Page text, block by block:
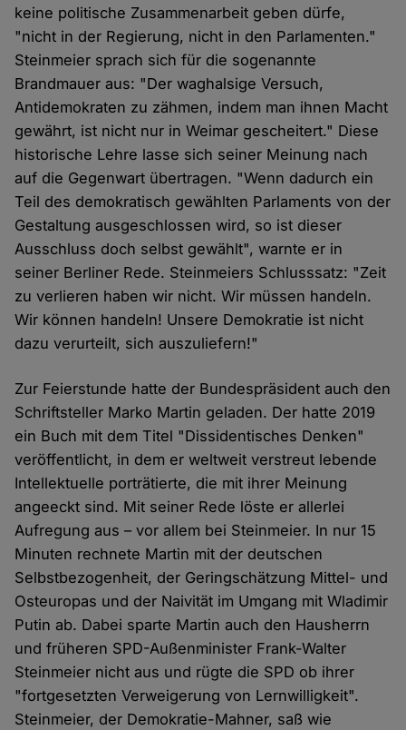
keine politische Zusammenarbeit geben dürfe,
"nicht in der Regierung, nicht in den Parlamenten."
Steinmeier sprach sich für die sogenannte
Brandmauer aus: "Der waghalsige Versuch,
Antidemokraten zu zähmen, indem man ihnen Macht
gewährt, ist nicht nur in Weimar gescheitert." Diese
historische Lehre lasse sich seiner Meinung nach
auf die Gegenwart übertragen. "Wenn dadurch ein
Teil des demokratisch gewählten Parlaments von der
Gestaltung ausgeschlossen wird, so ist dieser
Ausschluss doch selbst gewählt", warnte er in
seiner Berliner Rede. Steinmeiers Schlusssatz: "Zeit
zu verlieren haben wir nicht. Wir müssen handeln.
Wir können handeln! Unsere Demokratie ist nicht
dazu verurteilt, sich auszuliefern!"
Zur Feierstunde hatte der Bundespräsident auch den
Schriftsteller Marko Martin geladen. Der hatte 2019
ein Buch mit dem Titel "Dissidentisches Denken"
veröffentlicht, in dem er weltweit verstreut lebende
Intellektuelle porträtierte, die mit ihrer Meinung
angeeckt sind. Mit seiner Rede löste er allerlei
Aufregung aus – vor allem bei Steinmeier. In nur 15
Minuten rechnete Martin mit der deutschen
Selbstbezogenheit, der Geringschätzung Mittel- und
Osteuropas und der Naivität im Umgang mit Wladimir
Putin ab. Dabei sparte Martin auch den Hausherrn
und früheren SPD-Außenminister Frank-Walter
Steinmeier nicht aus und rügte die SPD ob ihrer
"fortgesetzten Verweigerung von Lernwilligkeit".
Steinmeier, der Demokratie-Mahner, saß wie